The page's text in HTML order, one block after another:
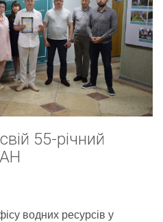
55-річний
водних ресурсів у